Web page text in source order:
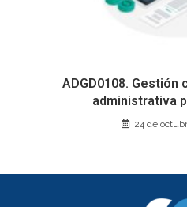
ADGD0108. Gestión
administrativa
24 de